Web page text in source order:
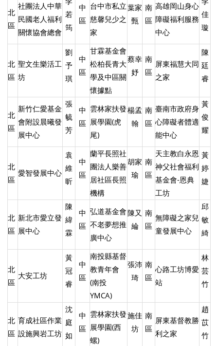
北
區
社團法人中華
民國老人福利
關懷協會總會
若
筠
中
區
台中市私立
慈馨兒少之
家
葉家
甄
南
區
高雄岡山身心
障礙福利服務
中心
佳
璇
北
區
聖文生樂活工
坊
劉
予
琪
中
區
甘霖基金會
松柏長青大
學及中區關
懷據點
蔡幸
妤
南
區
屏東福慧大同
之家
陳
廷
睿
北
區
新竹仁愛基金
會附設晨曦發
展中心
張
毓
芳
中
區
雲林家扶發
展學園(虎
尾)
楊孟
翰
南
區
臺南市政府身
心障礙者體適
能中心
黃
俊
耀
北
區
愛智發展中心
袁
維
昕
中
區
蘭平長照社
團法人樂善
居社區長照
機構
胡家
瑜
南
區
天主教白永恩
神父社會福利
基金會-恩典
工坊
黃
婷
婕
北
區
新北市愛立發
展中心
陳
緯
霖
中
區
弘道基金會
不老夢想推
廣中心
陳又
綸
南
區
無障礙之家兒
童發展中心
邱
敏
綺
北
區
大安工坊
黃
冠
睿
中
區
南投縣基督
教青年會
(南投
YMCA)
張沛
琦
南
區
心路工坊博愛
站
林
芸
竹
北
區
育成社區作業
設施興岩工坊
沈
庭
如
中
區
雲林家扶發
展學園(西
螺)
施佳
坊
南
區
屏東基督教勝
利之家
趙
苡
竹